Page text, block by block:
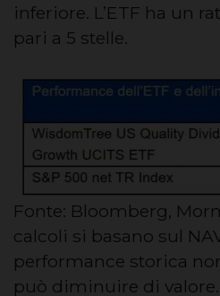
inferiore. L’ETF ha un
pari a 5 stelle.
Fonte: Bloomberg,
calcoli si basano sul
performance storica
può diminuire di valore.